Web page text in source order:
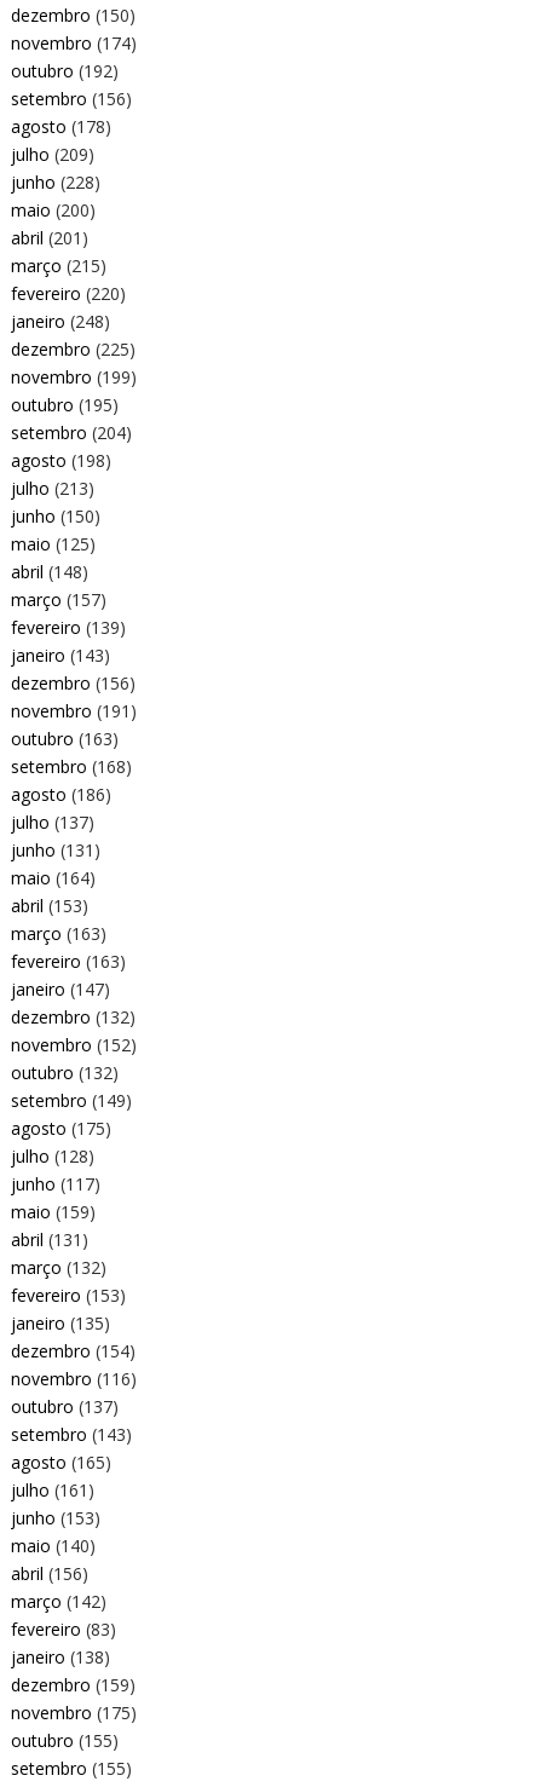
dezembro (150)
novembro (174)
outubro (192)
setembro (156)
agosto (178)
julho (209)
junho (228)
maio (200)
abril (201)
março (215)
fevereiro (220)
janeiro (248)
dezembro (225)
novembro (199)
outubro (195)
setembro (204)
agosto (198)
julho (213)
junho (150)
maio (125)
abril (148)
março (157)
fevereiro (139)
janeiro (143)
dezembro (156)
novembro (191)
outubro (163)
setembro (168)
agosto (186)
julho (137)
junho (131)
maio (164)
abril (153)
março (163)
fevereiro (163)
janeiro (147)
dezembro (132)
novembro (152)
outubro (132)
setembro (149)
agosto (175)
julho (128)
junho (117)
maio (159)
abril (131)
março (132)
fevereiro (153)
janeiro (135)
dezembro (154)
novembro (116)
outubro (137)
setembro (143)
agosto (165)
julho (161)
junho (153)
maio (140)
abril (156)
março (142)
fevereiro (83)
janeiro (138)
dezembro (159)
novembro (175)
outubro (155)
setembro (155)